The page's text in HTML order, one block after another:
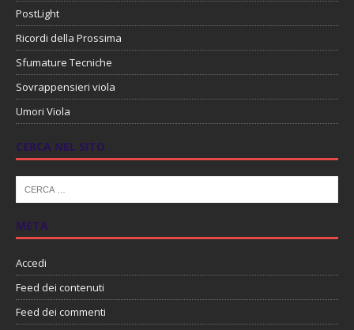
PostLight
Ricordi della Prossima
Sfumature Tecniche
Sovrappensieri viola
Umori Viola
CERCA NEL SITO
META
Accedi
Feed dei contenuti
Feed dei commenti